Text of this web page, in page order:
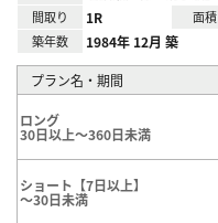
間取り 1R 面積
築年数 1984年 12月 築
プラン名・期間
ロング
30日以上～360日未満
ショート【7日以上】
～30日未満